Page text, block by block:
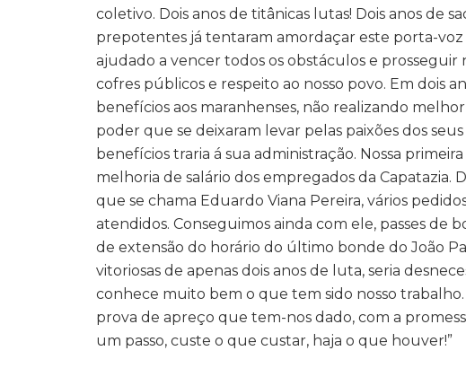
coletivo. Dois anos de titânicas lutas! Dois anos de
prepotentes já tentaram amordaçar este porta-voz
ajudado a vencer todos os obstáculos e
cofres públicos e respeito ao nosso povo. Em dois
benefícios aos maranhenses, não realizando
poder que se deixaram levar pelas paixões dos
benefícios traria á sua administração. Nossa
melhoria de salário dos empregados da Capatazia.
que se chama Eduardo Viana Pereira, vários
atendidos. Conseguimos ainda com ele, passes de
de extensão do horário do último bonde do João
vitoriosas de apenas dois anos de luta, seria
conhece muito bem o que tem sido nosso
prova de apreço que tem-nos dado, com a
um passo, custe o que custar, haja o que houver!”